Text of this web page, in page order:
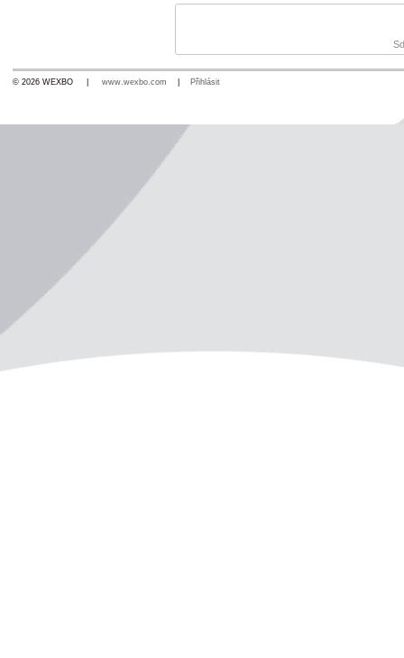
© 2026 WEXBO | www.wexbo.com Přihlásit